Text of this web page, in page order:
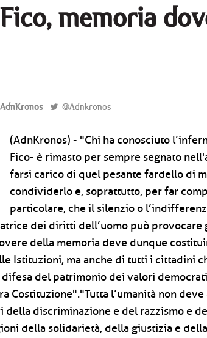
memoria
AdnKronos @Adnkronos
(AdnKronos) - "Chi ha conosciuto
Fico- è rimasto per sempre segnato
farsi carico di quel pesante fardello di
condividerlo e, soprattutto, per far
particolare, che il silenzio o
dei diritti dell’uomo può
della memoria deve dunque
Istituzioni, ma anche di tutti i cittadini
difesa del patrimonio dei valori
Costituzione"."Tutta l’umanità non
discriminazione e del razzismo e
della solidarietà, della giustizia e